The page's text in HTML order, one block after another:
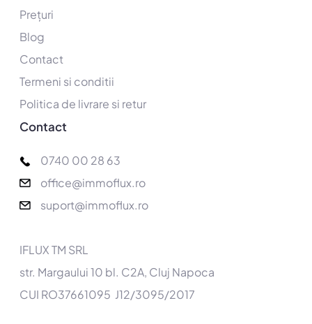
Prețuri
Blog
Contact
Termeni si conditii
Politica de livrare si retur
Contact
0740 00 28 63
office@immoflux.ro
suport@immoflux.ro
IFLUX TM SRL
str. Margaului 10 bl. C2A, Cluj Napoca
CUI RO37661095 J12/3095/2017